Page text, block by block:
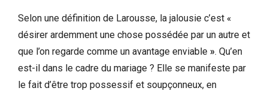
Selon une définition de Larousse, la jalousie c’est «
désirer ardemment une chose possédée par un autre et
que l’on regarde comme un avantage enviable ». Qu’en
est-il dans le cadre du mariage ? Elle se manifeste par
le fait d’être trop possessif et soupçonneux, en